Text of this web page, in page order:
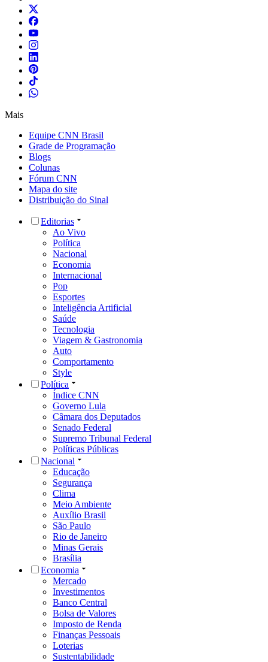
Mais
Equipe CNN Brasil
Grade de Programação
Blogs
Colunas
Fórum CNN
Mapa do site
Distribuição do Sinal
Editorias
Ao Vivo
Política
Nacional
Economia
Internacional
Pop
Esportes
Inteligência Artificial
Saúde
Tecnologia
Viagem & Gastronomia
Auto
Comportamento
Style
Política
Índice CNN
Governo Lula
Câmara dos Deputados
Senado Federal
Supremo Tribunal Federal
Políticas Públicas
Nacional
Educação
Segurança
Clima
Meio Ambiente
Auxílio Brasil
São Paulo
Rio de Janeiro
Minas Gerais
Brasília
Economia
Mercado
Investimentos
Banco Central
Bolsa de Valores
Imposto de Renda
Finanças Pessoais
Loterias
Sustentabilidade